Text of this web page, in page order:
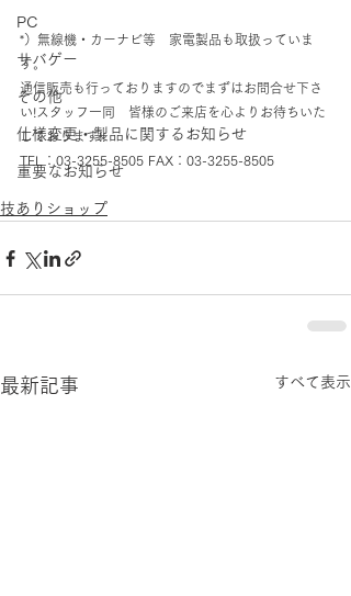
PC
サバゲー
その他
仕様変更・製品に関するお知らせ
重要なお知らせ
*）無線機・カーナビ等　家電製品も取扱っていま
す。
通信販売も行っておりますのでまずはお問合せ下さ
い!スタッフ一同　皆様のご来店を心よりお待ちいた
しております!!
TEL：03-3255-8505 FAX：03-3255-8505
技ありショップ
最新記事 すべて表示